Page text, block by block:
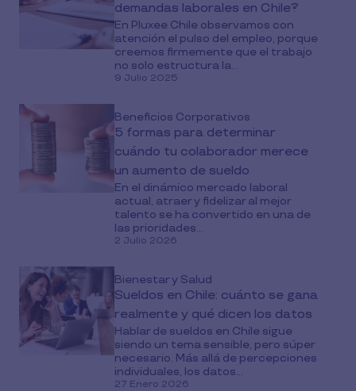
demandas laborales en Chile?
En Pluxee Chile observamos con
atención el pulso del empleo, porque
creemos firmemente que el trabajo
no solo estructura la...
9 Julio 2025
Beneficios Corporativos
5 formas para determinar
cuándo tu colaborador merece
un aumento de sueldo
En el dinámico mercado laboral
actual, atraer y fidelizar al mejor
talento se ha convertido en una de
las prioridades...
2 Julio 2026
Bienestar y Salud
Sueldos en Chile: cuánto se gana
realmente y qué dicen los datos
Hablar de sueldos en Chile sigue
siendo un tema sensible, pero súper
necesario. Más allá de percepciones
individuales, los datos...
27 Enero 2026